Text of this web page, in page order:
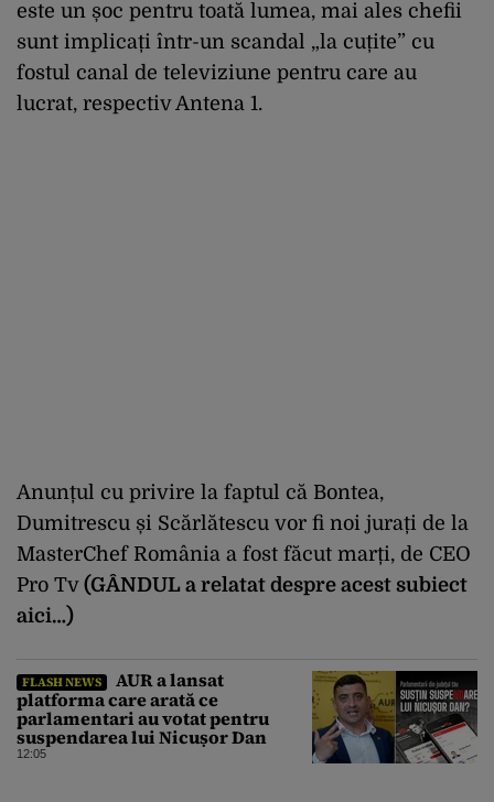
este un șoc pentru toată lumea, mai ales chefii
sunt implicați într-un scandal „la cuțite” cu
fostul canal de televiziune pentru care au
lucrat, respectiv Antena 1.
Anunțul cu privire la faptul că Bontea,
Dumitrescu și Scărlătescu vor fi noi jurați de la
MasterChef România a fost făcut marți, de CEO
Pro Tv (GÂNDUL a relatat despre acest subiect
aici…)
FLASH NEWS
AUR a lansat
platforma care arată ce
parlamentari au votat pentru
suspendarea lui Nicușor Dan
12:05